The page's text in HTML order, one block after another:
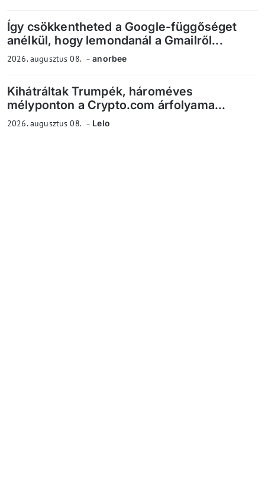
Így csökkentheted a Google-függőséget
anélkül, hogy lemondanál a Gmailről...
2026. augusztus 08. anorbee
Kihátráltak Trumpék, hároméves
mélyponton a Crypto.com árfolyama...
2026. augusztus 08. Lelo